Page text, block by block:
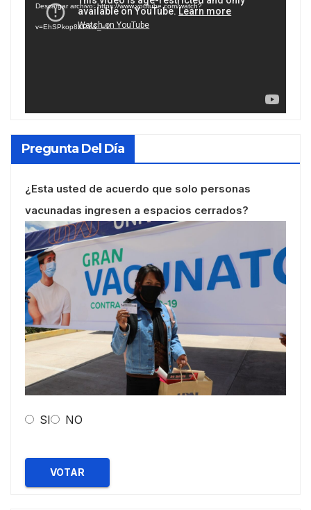
vídeo
Descargar archivo: https://www.youtube.com/watch?
v=EhSPkop8KPY&_=1
Pregunta Del Día
¿Esta usted de acuerdo que solo personas
vacunadas ingresen a espacios cerrados?
SI NO
VOTAR